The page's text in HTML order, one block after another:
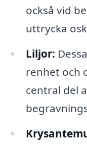
också vid
uttrycka
Liljor:
renhet och
central del